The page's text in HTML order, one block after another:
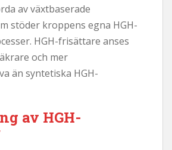
av växtbaserade
stöder kroppens egna HGH-
HGH-frisättare anses
och mer
än syntetiska HGH-
av HGH-